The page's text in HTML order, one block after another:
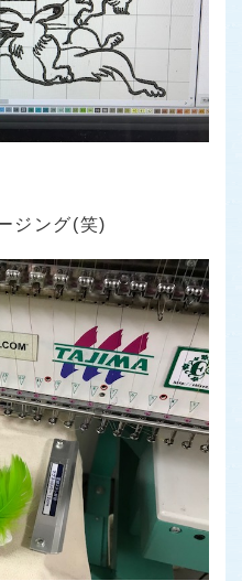
ジング(笑)